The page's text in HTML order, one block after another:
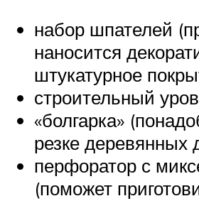
набор шпателей
наносится
штукатурное
строительный
«болгарка»
резке деревянных
перфоратор с
(поможет